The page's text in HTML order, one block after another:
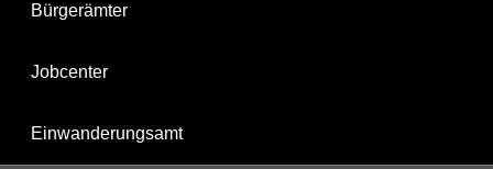
Bürgerämter
Jobcenter
Einwanderungsamt